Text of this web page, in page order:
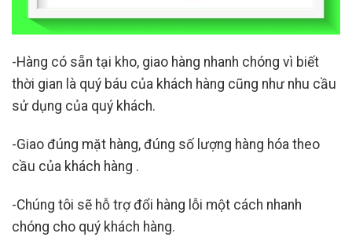
-Hàng có sẵn tại kho, giao hàng nhanh chóng vì biết
thời gian là quý báu của khách hàng cũng như nhu cầu
sử dụng của quý khách.
-Giao đúng mặt hàng, đúng số lượng hàng hóa theo
cầu của khách hàng .
-Chúng tôi sẽ hỗ trợ đổi hàng lỗi một cách nhanh
chóng cho quý khách hàng.